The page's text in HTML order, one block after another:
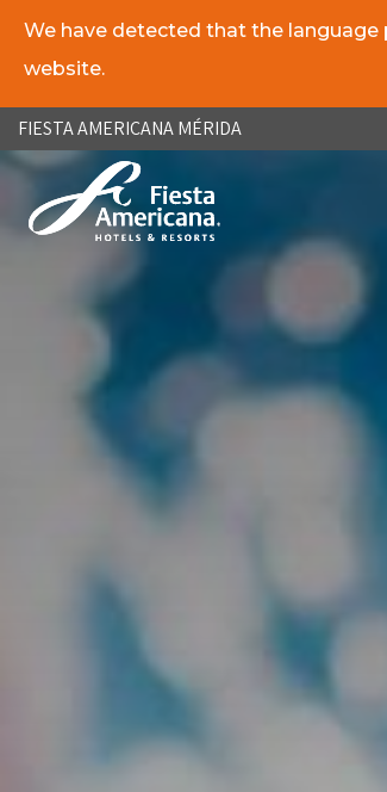
FIESTA AMERICANA MÉRIDA
We have detected that the language
website.